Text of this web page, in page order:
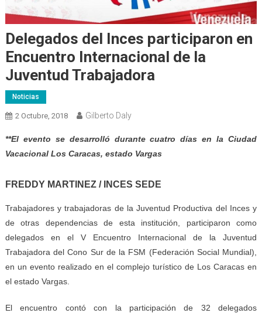
Delegados del Inces participaron en
Encuentro Internacional de la
Juventud Trabajadora
Noticias
2 Octubre, 2018 Gilberto Daly
**El evento se desarrolló durante cuatro días en la Ciudad
Vacacional Los Caracas, estado Vargas
FREDDY MARTINEZ / INCES SEDE
Trabajadores y trabajadoras de la Juventud Productiva del Inces y
de otras dependencias de esta institución, participaron como
delegados en el V Encuentro Internacional de la Juventud
Trabajadora del Cono Sur de la FSM (Federación Social Mundial),
en un evento realizado en el complejo turístico de Los Caracas en
el estado Vargas.
El encuentro contó con la participación de 32 delegados